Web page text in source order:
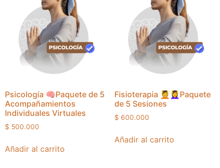
Psicología 🧠Paquete de 5
Acompañamientos
Individuales Virtuales
$ 500.000
Añadir al carrito
Fisioterapia 💆💆‍♀️Paquete
de 5 Sesiones
$ 600.000
Añadir al carrito